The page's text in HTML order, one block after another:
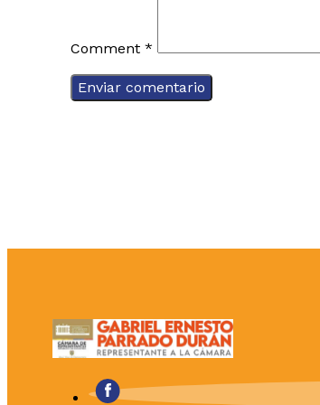
Comment *